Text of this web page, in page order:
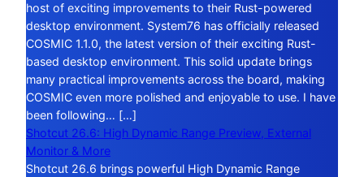
host of exciting improvements to their Rust-powered
desktop environment. System76 has officially released
COSMIC 1.1.0, the latest version of their exciting Rust-
based desktop environment. This solid update brings
many practical improvements across the board, making
COSMIC even more polished and enjoyable to use. I have
been following… […]
Shotcut 26.6: High Dynamic Range Preview, External
Monitor & More
Shotcut 26.6 brings powerful High Dynamic Range